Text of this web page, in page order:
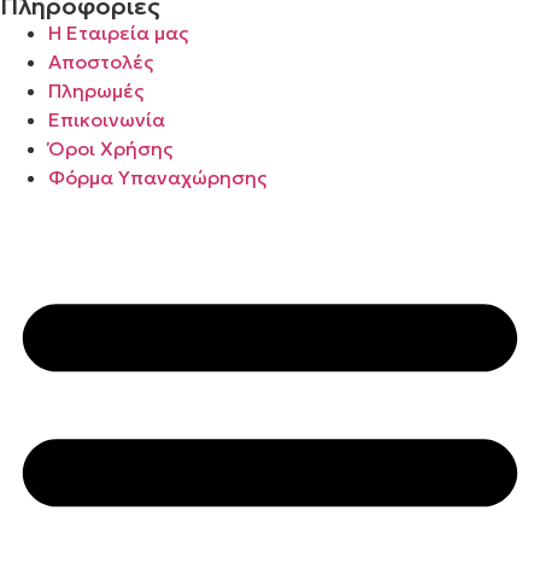
Η Εταιρεία μας
Αποστολές
Πληρωμές
Επικοινωνία
Όροι Χρήσης
Φόρμα Υπαναχώρησης